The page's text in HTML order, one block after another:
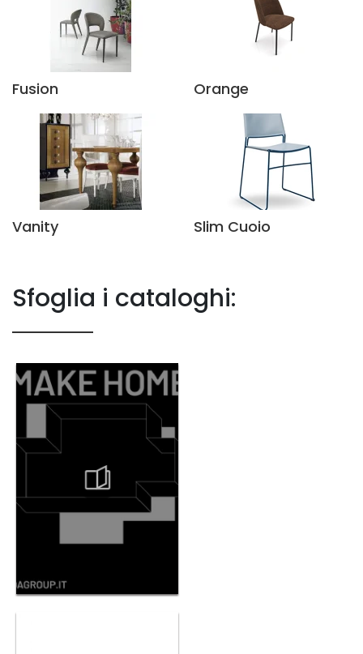
Fusion Orange
Vanity Slim Cuoio
Sfoglia i cataloghi: